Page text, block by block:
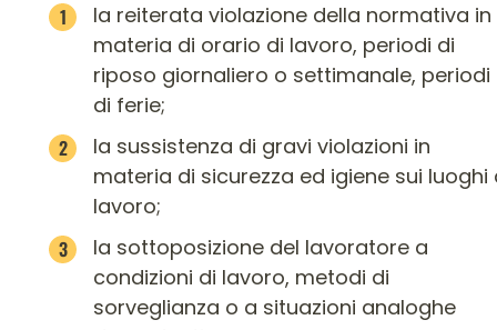
la reiterata violazione della normativa in
materia di orario di lavoro, periodi di
riposo giornaliero o settimanale, periodi
di ferie;
la sussistenza di gravi violazioni in
materia di sicurezza ed igiene sui luoghi
lavoro;
la sottoposizione del lavoratore a
condizioni di lavoro, metodi di
sorveglianza o a situazioni analoghe